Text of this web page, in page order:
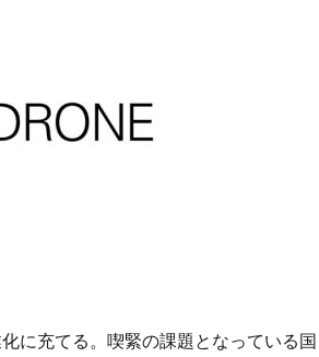
に充てる。喫緊の課題となっている国